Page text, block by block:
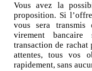
Vous avez la
proposition. Si
vous sera transmis
virement
transaction de rachat
attentes, tous vos
rapidement, sans